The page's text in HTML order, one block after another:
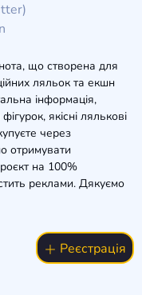
що створена для
ляльок та екшн
інформація,
якісні лялькові
через
отримувати
на 100%
реклами. Дякуємо
Реєстрація